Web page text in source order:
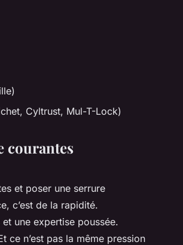
Cyltrust, Mul-T-Lock)
courantes
et poser une serrure
c’est de la rapidité.
une expertise poussée.
ce n’est pas la même pression